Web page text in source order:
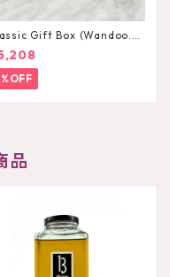
Gift Box (Wandoo.M
75g×
品